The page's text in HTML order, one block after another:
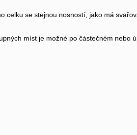
celku se stejnou nosností, jako má
míst je možné po částečném nebo